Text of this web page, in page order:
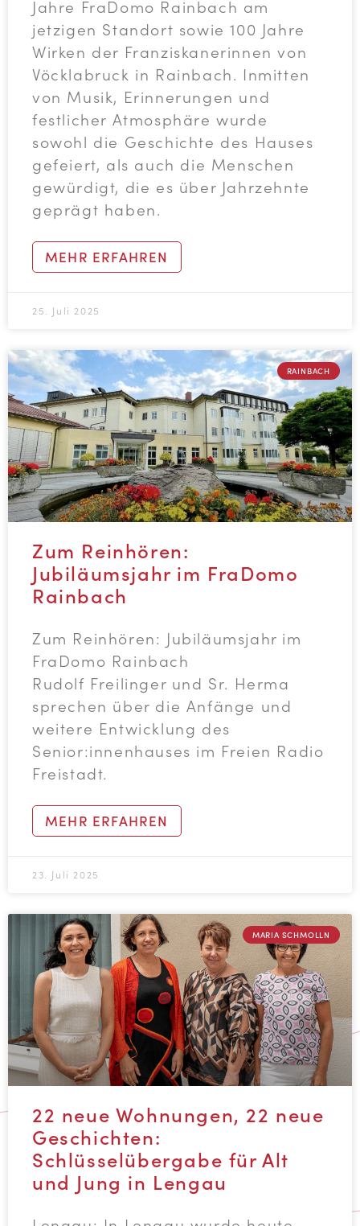
Jahre FraDomo Rainbach am
jetzigen Standort sowie 100 Jahre
Wirken der Franziskanerinnen von
Vöcklabruck in Rainbach. Inmitten
von Musik, Erinnerungen und
festlicher Atmosphäre wurde
sowohl die Geschichte des Hauses
gefeiert, als auch die Menschen
gewürdigt, die es über Jahrzehnte
geprägt haben.
MEHR ERFAHREN
25. Juli 2025
RAINBACH
Zum Reinhören:
Jubiläumsjahr im FraDomo
Rainbach
Zum Reinhören: Jubiläumsjahr im
FraDomo Rainbach
Rudolf Freilinger und Sr. Herma
sprechen über die Anfänge und
weitere Entwicklung des
Senior:innenhauses im Freien Radio
Freistadt.
MEHR ERFAHREN
23. Juli 2025
MARIA SCHMOLLN
22 neue Wohnungen, 22 neue
Geschichten:
Schlüsselübergabe für Alt
und Jung in Lengau